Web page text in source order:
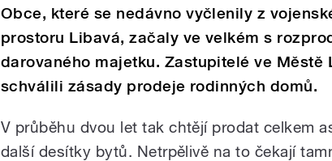
Obce, které se nedávno vyčlenily z
prostoru Libavá, začaly ve velkém s
darovaného majetku. Zastupitelé ve Městě
schválili zásady prodeje rodinných domů.
V průběhu dvou let tak chtějí prodat celkem
další desítky bytů. Netrpělivě na to čekají